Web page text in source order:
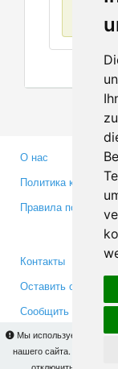
Мы используем cookies
нашего сайта. На
О нас
Политика
Правила
Контакты
Оставить отзыв
Сообщить об